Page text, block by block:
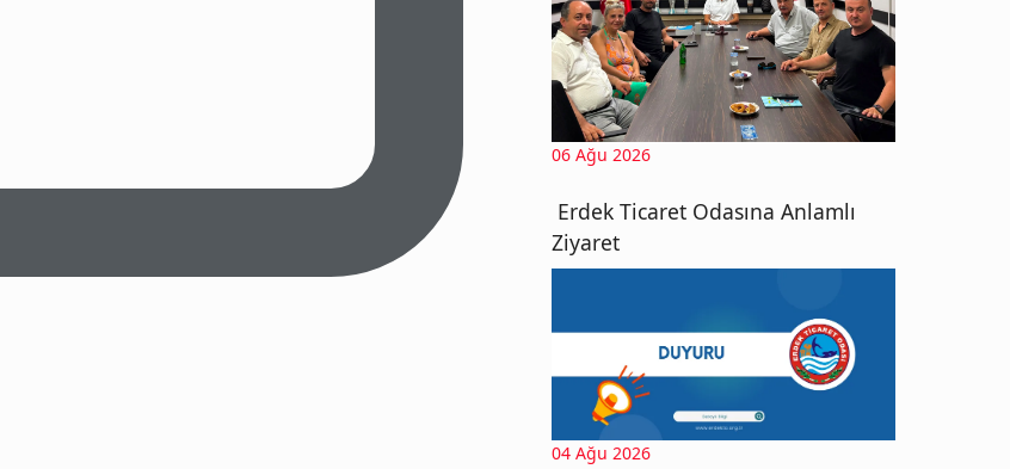
06 Ağu 2026
Erdek Ticaret Odasına Anlamlı
Ziyaret
04 Ağu 2026